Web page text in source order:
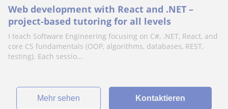
Web development with React and .NET –
project-based tutoring for all levels
I teach Software Engineering focusing on C#, .NET, React, and
core CS fundamentals (OOP, algorithms, databases, REST,
testing). Each sessio...
Mehr sehen Kontaktieren